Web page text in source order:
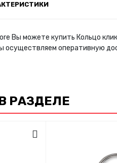
Вы можете купить Кольцо
осуществляем оперативную
РАЗДЕЛЕ